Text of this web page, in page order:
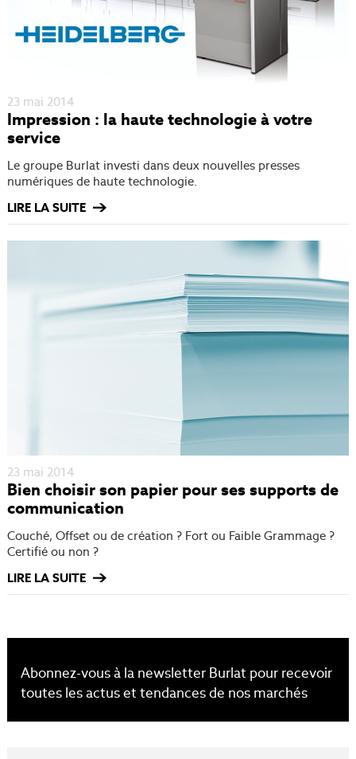
23 mai 2014
Impression : la haute technologie à votre
service
Le groupe Burlat investi dans deux nouvelles presses
numériques de haute technologie.
LIRE LA SUITE
23 mai 2014
Bien choisir son papier pour ses supports de
communication
Couché, Offset ou de création ? Fort ou Faible Grammage ?
Certifié ou non ?
LIRE LA SUITE
Abonnez-vous à la newsletter Burlat pour recevoir
toutes les actus et tendances de nos marchés